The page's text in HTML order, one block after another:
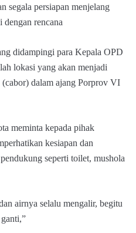
segala persiapan menjelang
dengan rencana
didampingi para Kepala OPD
lokasi yang akan menjadi
(cabor) dalam ajang Porprov VI
meminta kepada pihak
kesiapan dan
seperti toilet, mushola
airnya selalu mengalir, begitu